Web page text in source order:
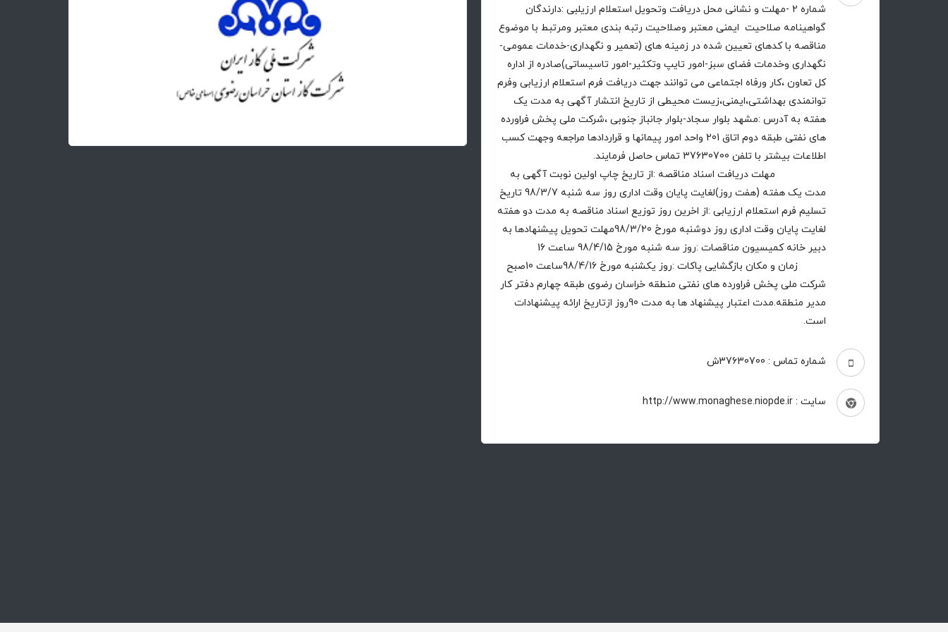
شماره 2 -مهلت و نشانی محل دریافت وتحویل استعلام ارزیلبی :دارندگان
گواهینامه صلاحیت ایمنی معتبر وصلاحیت رتبه بندی معتبر ومرتبط با موضوع
مناقصه با کدهای تعیین شده در زمینه های (تعمیر و نگهداری-خدمات عمومی-
نگهداری وخدمات فضای سبز-امور تایپ وتکثیر-امور تاسیساتی)صادره از اداره
کل تعاون ،کار ورفاه اجتماعی می توانند جهت دریافت فرم استعلام ارزیابی وفرم
توانمندی بهداشتی،ایمنی،زیست محیطی از تاریخ انتشار آگهی به مدت یک
هفته به آدرس :مشهد بلوار سجاد-بلوار جانباز جنوبی ،شرکت ملی پخش فراورده
های نفتی طبقه دوم اتاق 201 واحد امور پیمانها و قراردادها مراجعه وجهت کسب
اطلاعات بیشتر با تلفن 37630700 تماس حاصل فرمایند.
مهلت دریافت اسناد مناقصه :از تاریخ چاپ اولین نوبت آگهی به
مدت یک هفته (هفت روز)لغایت پایان وقت اداری روز سه شنبه 98/3/7 تاریخ
تسلیم فرم استعلام ارزیابی :از اخرین روز توزیع اسناد مناقصه به مدت دو هفته
لغایت پایان وقت اداری روز دوشنبه مورخ 98/3/20مهلت تحویل پیشنهادها به
زمان و مکان بازگشایی پاکات :روز یکشنبه مورخ 98/4/16ساعت 10صبح
شرکت ملی پخش فراورده های نفتی منطقه خراسان رضوی طبقه چهارم دفتر کار
مدیر منطقه.مدت اعتبار پیشنهاد ها به مدت 90روز ازتاریخ ارائه پیشنهادات
است.
شماره تماس : 37630700ش
سایت : http://www.monaghese.niopde.ir